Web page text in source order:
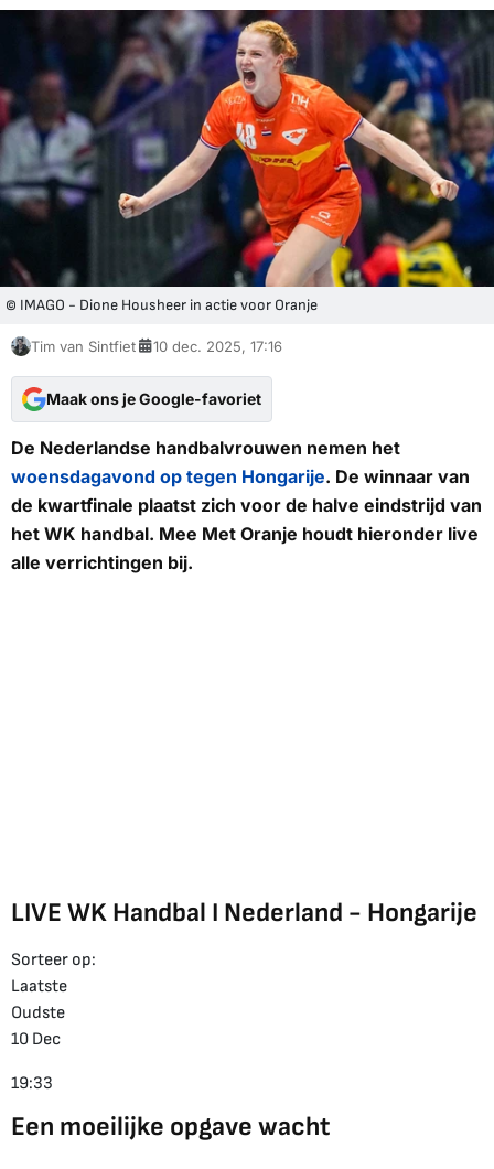
© IMAGO - Dione Housheer in actie voor Oranje
Tim van Sintfiet 10 dec. 2025, 17:16
Maak ons je Google-favoriet
De Nederlandse handbalvrouwen nemen het
woensdagavond op tegen Hongarije. De winnaar van
de kwartfinale plaatst zich voor de halve eindstrijd van
het WK handbal. Mee Met Oranje houdt hieronder live
alle verrichtingen bij.
LIVE WK Handbal I Nederland - Hongarije
Sorteer op:
Laatste
Oudste
10 Dec
19:33
Een moeilijke opgave wacht